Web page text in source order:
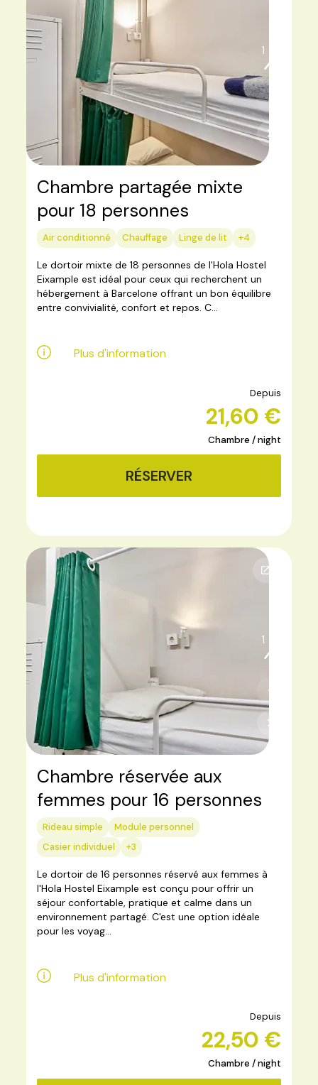
1
Chambre partagée mixte
pour 18 personnes
Air conditionné Chauffage Linge de lit +4
Le dortoir mixte de 18 personnes de l'Hola Hostel
Eixample est idéal pour ceux qui recherchent un
hébergement à Barcelone offrant un bon équilibre
entre convivialité, confort et repos. C...
Plus d'information
Depuis
21,60 €
Chambre / night
RÉSERVER
1
Chambre réservée aux
femmes pour 16 personnes
Rideau simple
Module personnel
Casier individuel
+3
Le dortoir de 16 personnes réservé aux femmes à
l'Hola Hostel Eixample est conçu pour offrir un
séjour confortable, pratique et calme dans un
environnement partagé. C'est une option idéale
pour les voyag...
Plus d'information
Depuis
22,50 €
Chambre / night